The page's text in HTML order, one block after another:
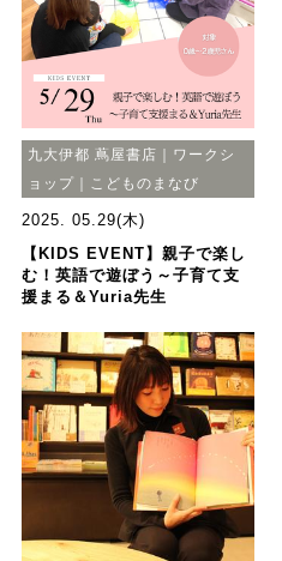
九大伊都 蔦屋書店｜ワークシ
ョップ｜こどものまなび
2025. 05.29(木)
【KIDS EVENT】親子で楽し
む！英語で遊ぼう～子育て支
援まる＆Yuria先生